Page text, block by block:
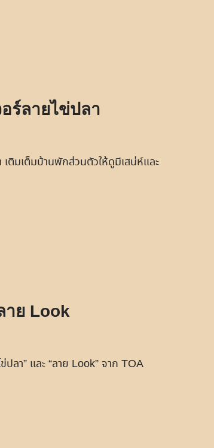
ร์ลายไข่ปลา
เติมเต็มบ้านพักส่วนตัวให้ดูมีเสน่ห์และ
าย Look
ลา” และ “ลาย Look” จาก TOA